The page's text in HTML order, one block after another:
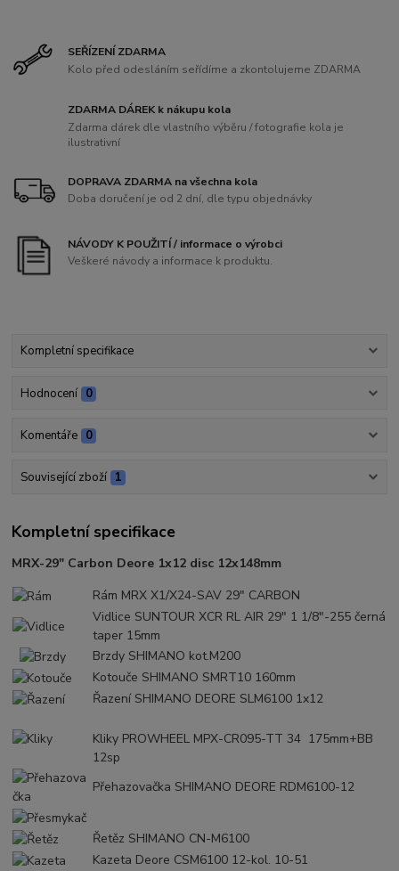
SEŘÍZENÍ ZDARMA
Kolo před odesláním seřídíme a zkontolujeme ZDARMA
ZDARMA DÁREK k nákupu kola
Zdarma dárek dle vlastního výběru / fotografie kola je
ilustrativní
DOPRAVA ZDARMA na všechna kola
Doba doručení je od 2 dní, dle typu objednávky
NÁVODY K POUŽITÍ / informace o výrobci
Veškeré návody a informace k produktu.
Kompletní specifikace
Hodnocení 0
Komentáře 0
Související zboží 1
Kompletní specifikace
MRX-29" Carbon Deore 1x12 disc 12x148mm
Rám MRX X1/X24-SAV 29" CARBON
Vidlice SUNTOUR XCR RL AIR 29" 1 1/8"-255 černá
taper 15mm
Brzdy SHIMANO kot.M200
Kotouče SHIMANO SMRT10 160mm
Řazení SHIMANO DEORE SLM6100 1x12
Kliky PROWHEEL MPX-CR095-TT 34 175mm+BB
12sp
Přehazovačka SHIMANO DEORE RDM6100-12
Řetěz SHIMANO CN-M6100
Kazeta Deore CSM6100 12-kol. 10-51